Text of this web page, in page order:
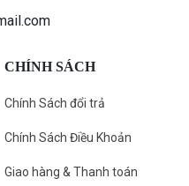
CHÍNH SÁCH
Chính Sách đổi trả
Chính Sách Điều Khoản
Giao hàng & Thanh toán